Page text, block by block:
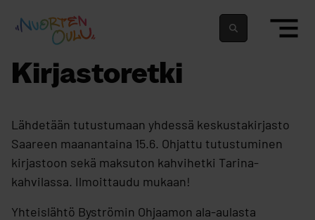
Nuortenoulu.fi etusivu
Kirjastoretki
Lähdetään tutustumaan yhdessä keskustakirjasto
Saareen maanantaina 15.6. Ohjattu tutustuminen
kirjastoon sekä maksuton kahvihetki Tarina-
kahvilassa. Ilmoittaudu mukaan!
Yhteislähtö Byströmin Ohjaamon ala-aulasta